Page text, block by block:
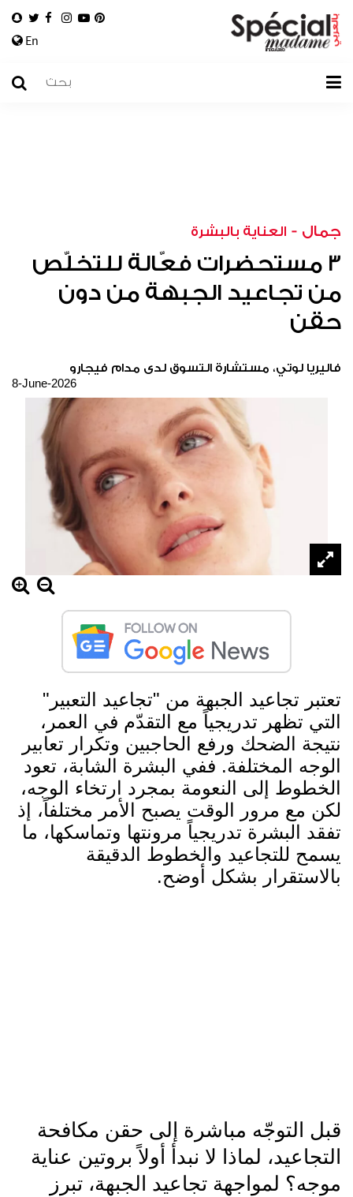
En
جمال - العناية بالبشرة
3 مستحضرات فعّالة للتخلّص
من تجاعيد الجبهة من دون
حقن
فاليريا لوتي، مستشارة التسوق لدى مدام فيجارو
8-June-2026
تعتبر تجاعيد الجبهة من "تجاعيد التعبير"
التي تظهر تدريجياً مع التقدّم في العمر،
نتيجة الضحك ورفع الحاجبين وتكرار تعابير
الوجه المختلفة. ففي البشرة الشابة، تعود
الخطوط إلى النعومة بمجرد ارتخاء الوجه،
لكن مع مرور الوقت يصبح الأمر مختلفاً، إذ
تفقد البشرة تدريجياً مرونتها وتماسكها، ما
يسمح للتجاعيد والخطوط الدقيقة
بالاستقرار بشكل أوضح.
قبل التوجّه مباشرة إلى حقن مكافحة
التجاعيد، لماذا لا نبدأ أولاً بروتين عناية
موجه؟ لمواجهة تجاعيد الجبهة، تبرز